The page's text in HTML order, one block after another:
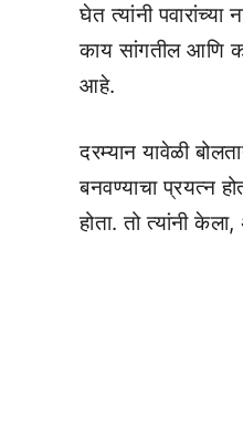
घेत त्यांनी
काय सांगतील आणि
आहे.
दरम्यान यावेळी
बनवण्याचा प्रयत्न
होता. तो त्यांनी